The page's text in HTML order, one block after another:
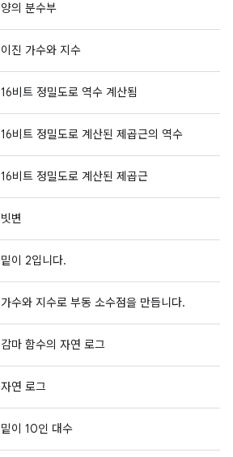
양의 분수부
이진 가수와 지수
16비트 정밀도로 역수 계산됨
16비트 정밀도로 계산된 제곱근의 역수
16비트 정밀도로 계산된 제곱근
빗변
밑이 2입니다.
가수와 지수로 부동 소수점을 만듭니다.
감마 함수의 자연 로그
자연 로그
밑이 10인 대수